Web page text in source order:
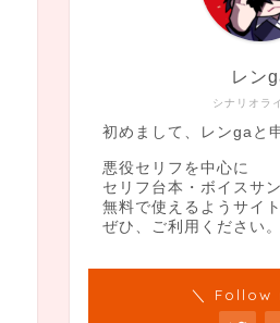
シナリオラ
レン
初めまして、レンgaと
悪役セリフを中心に
セリフ台本・ボイスサ
無料で使えるようサイ
ぜひ、ご利用ください。
＼ Follow